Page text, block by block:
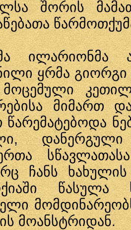
შორის
ილარიონმა
ყრმა
მიმართ
წარემატებოდა
დანერგული
ჩანს
წასულა
მოანსტრიდან.